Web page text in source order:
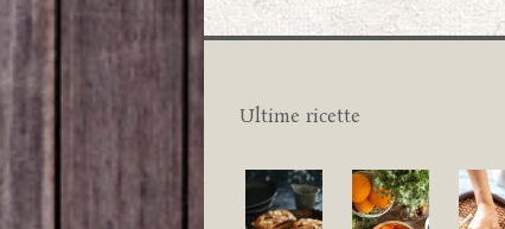
Ultime ricette